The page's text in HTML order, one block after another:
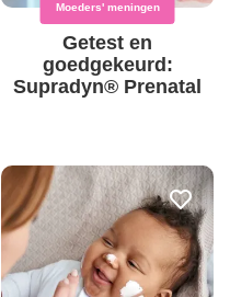
Moeders' meningen
Getest en
goedgekeurd:
Supradyn® Prenatal